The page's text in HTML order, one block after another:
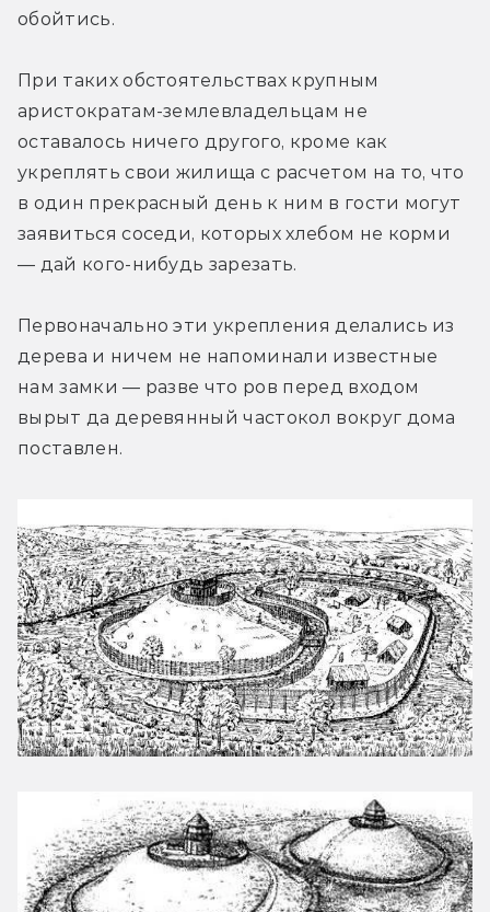
обойтись.
При таких обстоятельствах крупным
аристократам-землевладельцам не
оставалось ничего другого, кроме как
укреплять свои жилища с расчетом на то, что
в один прекрасный день к ним в гости могут
заявиться соседи, которых хлебом не корми
— дай кого-нибудь зарезать.
Первоначально эти укрепления делались из
дерева и ничем не напоминали известные
нам замки — разве что ров перед входом
вырыт да деревянный частокол вокруг дома
поставлен.